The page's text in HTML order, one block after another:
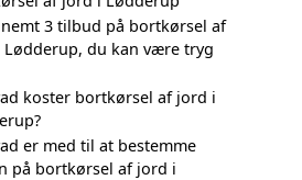
nemt 3 tilbud på bortkørsel af
du kan være tryg
koster bortkørsel af jord i
er med til at bestemme
på bortkørsel af jord i